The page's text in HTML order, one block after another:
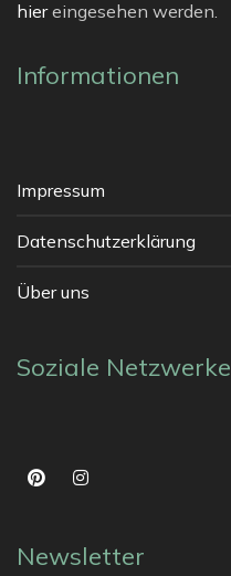
hiereingesehen werden.
Informationen
Impressum
Datenschutzerklärung
Über uns
Soziale Netzwerke
Newsletter